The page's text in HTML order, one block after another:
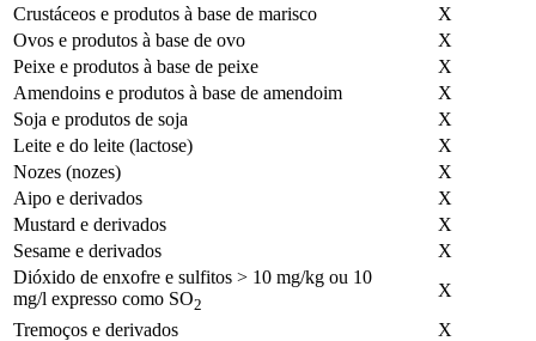
Crustáceos e produtos à base de marisco
X
Ovos e produtos à base de ovo
X
Peixe e produtos à base de peixe
X
Amendoins e produtos à base de amendoim
X
Soja e produtos de soja
X
Leite e do leite (lactose)
X
Nozes (nozes)
X
Aipo e derivados
X
Mustard e derivados
X
Sesame e derivados
X
Dióxido de enxofre e sulfitos > 10 mg/kg ou 10
mg/l expresso como SO2
X
Tremoços e derivados
X